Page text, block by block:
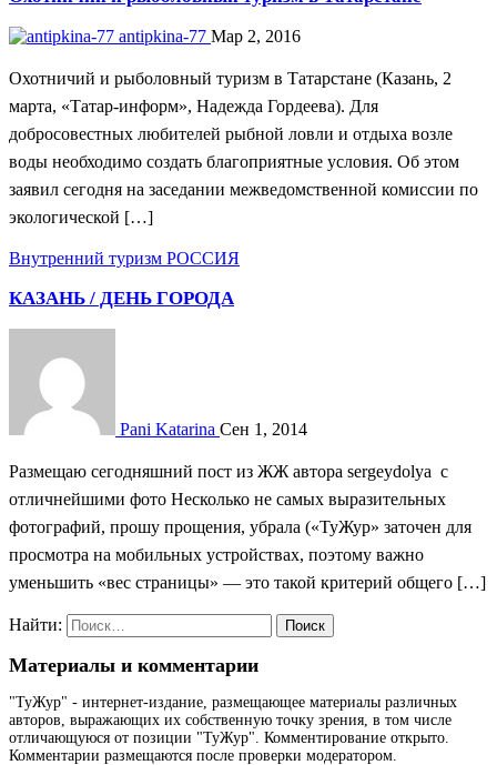
antipkina-77 Мар 2, 2016
Охотничий и рыболовный туризм в Татарстане (Казань, 2
марта, «Татар-информ», Надежда Гордеева). Для
добросовестных любителей рыбной ловли и отдыха возле
воды необходимо создать благоприятные условия. Об этом
заявил сегодня на заседании межведомственной комиссии по
экологической […]
Внутренний туризм РОССИЯ
КАЗАНЬ / ДЕНЬ ГОРОДА
Pani Katarina Сен 1, 2014
Размещаю сегодняшний пост из ЖЖ автора sergeydolya с
отличнейшими фото Несколько не самых выразительных
фотографий, прошу прощения, убрала («ТуЖур» заточен для
просмотра на мобильных устройствах, поэтому важно
уменьшить «вес страницы» — это такой критерий общего […]
Найти:
Материалы и комментарии
"ТуЖур" - интернет-издание, размещающее материалы различных
авторов, выражающих их собственную точку зрения, в том числе
отличающуюся от позиции "ТуЖур". Комментирование открыто.
Комментарии размещаются после проверки модератором.